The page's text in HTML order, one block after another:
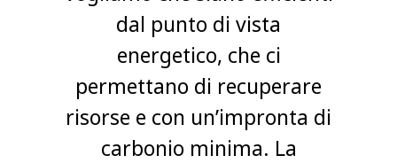
dal punto di vista
energetico, che ci
permettano di recuperare
risorse e con un’impronta di
carbonio minima. La